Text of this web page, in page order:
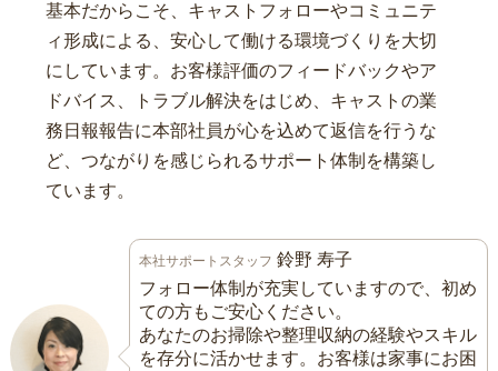
基本だからこそ、キャストフォローやコミュニテ
ィ形成による、安心して働ける環境づくりを大切
にしています。お客様評価のフィードバックやア
ドバイス、トラブル解決をはじめ、キャストの業
務日報報告に本部社員が心を込めて返信を行うな
ど、つながりを感じられるサポート体制を構築し
ています。
本社サポートスタッフ 鈴野 寿子
フォロー体制が充実していますので、初め
ての方もご安心ください。
あなたのお掃除や整理収納の経験やスキル
を存分に活かせます。お客様は家事にお困